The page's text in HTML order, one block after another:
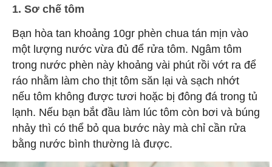
1. Sơ chế tôm
Bạn hòa tan khoảng 10gr phèn chua tán mịn vào
một lượng nước vừa đủ để rửa tôm. Ngâm tôm
trong nước phèn này khoảng vài phút rồi vớt ra để
ráo nhằm làm cho thịt tôm săn lại và sạch nhớt
nếu tôm không được tươi hoặc bị đông đá trong tủ
lạnh. Nếu bạn bắt đầu làm lúc tôm còn bơi và búng
nhảy thì có thể bỏ qua bước này mà chỉ cần rửa
bằng nước bình thường là được.